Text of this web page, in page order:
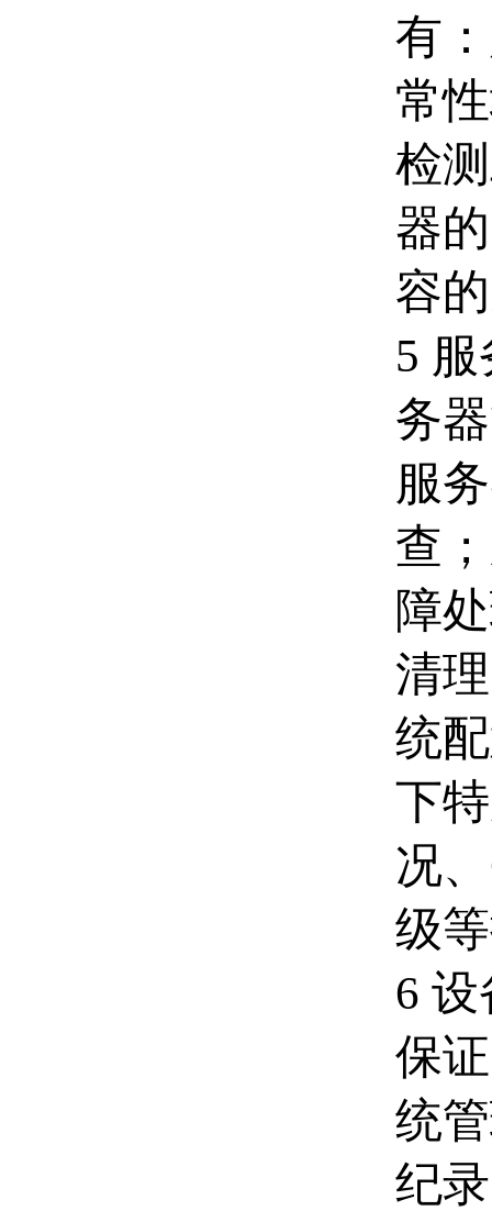
有
常
检
器
容
5
务
服
查
障
清
统
下
况
级
6
保
统
纪